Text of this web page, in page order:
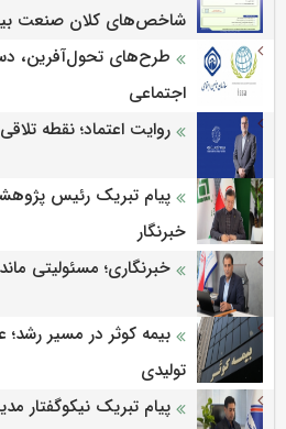
شاخص‌های كلان صنعت
طرح‌های تحول‌آفرین،
اجتماعی
روایت اعتماد؛ نقطه
پیام تبریک رئیس
خبرنگار
خبرنگاری؛ مسئولیتی
تولیدی
پیام تبریک نیکوگفتار